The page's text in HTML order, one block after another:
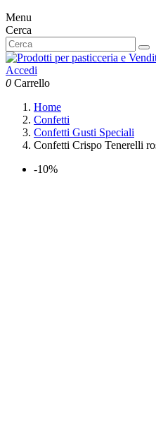
Menu
Cerca
Accedi
0 Carrello
Home
Confetti
Confetti Gusti Speciali
Confetti Crispo Tenerelli
-10%